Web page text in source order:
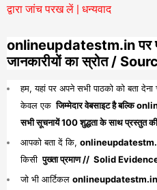
द्वारा जांच परख लें | धन्यवाद
onlineupdatestm.in पर
जानकारीयों का स्रोत /
हम, यहां पर अपने सभी पाठको को बता देना
केवल एक जिम्मेदार वेबसाइट है बल्कि
सभी सूचनायें 100 शुद्धता के साथ प्रस्तुत की
आपको बता दें कि,
किसी पुख्ता प्रमाण // Solid
जो भी आर्टिकल onlineupdatestm.in